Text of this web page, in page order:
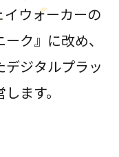
ウォーカーの
ク』に改め、
ジタルプラッ
ます。